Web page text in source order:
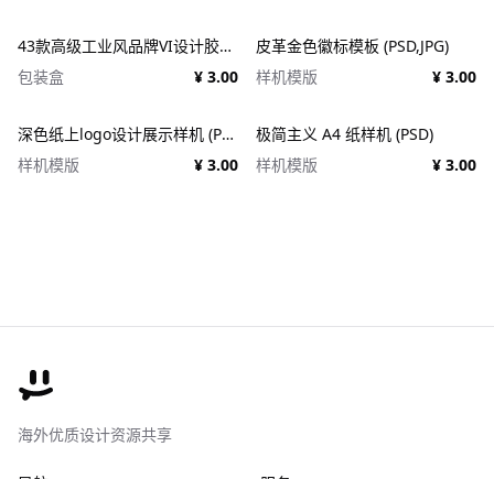
43款高级工业风品牌VI设计胶带包装纸盒名片信纸信封展示效果图PSD样机 Duct tape &#038; Box mockups
包装盒
¥ 3.00
皮革金色徽标模板 (PSD,JPG)
样机模版
¥ 3.00
深色纸上logo设计展示样机 (PSD)
样机模版
¥ 3.00
极简主义 A4 纸样机 (PSD)
样机模版
¥ 3.00
海外优质设计资源共享